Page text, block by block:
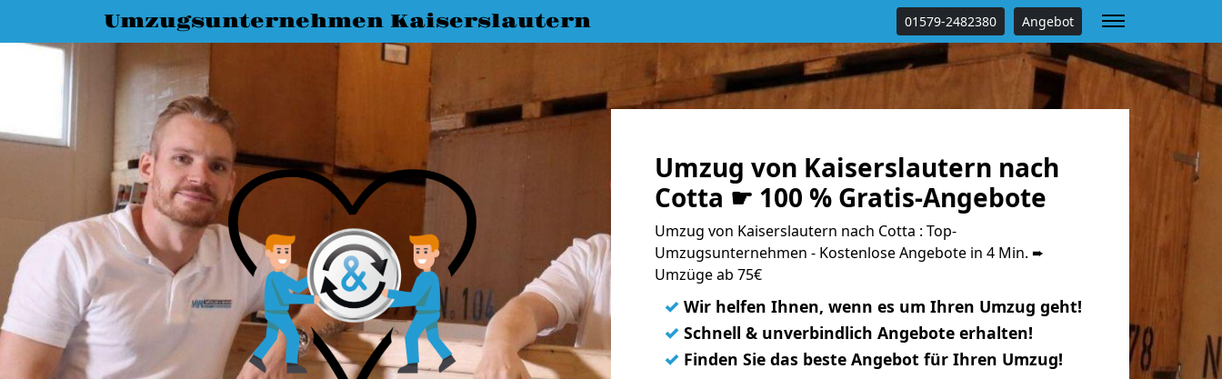
Umzugsunternehmen Kaiserslautern 01579-2482380 Angebot
Umzug von Kaiserslautern nach
Cotta ☛ 100 % Gratis-Angebote
Umzug von Kaiserslautern nach Cotta : Top-
Umzugsunternehmen - Kostenlose Angebote in 4 Min. ➨
Umzüge ab 75€
✓ Wir helfen Ihnen, wenn es um Ihren Umzug geht!
✓ Schnell & unverbindlich Angebote erhalten!
✓ Finden Sie das beste Angebot für Ihren Umzug!